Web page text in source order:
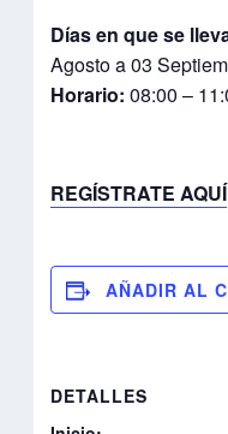
Días en que se
Agosto a 03
Horario:08:00 –
REGÍSTRATE AQUÍ
AÑADIR AL
DETALLES